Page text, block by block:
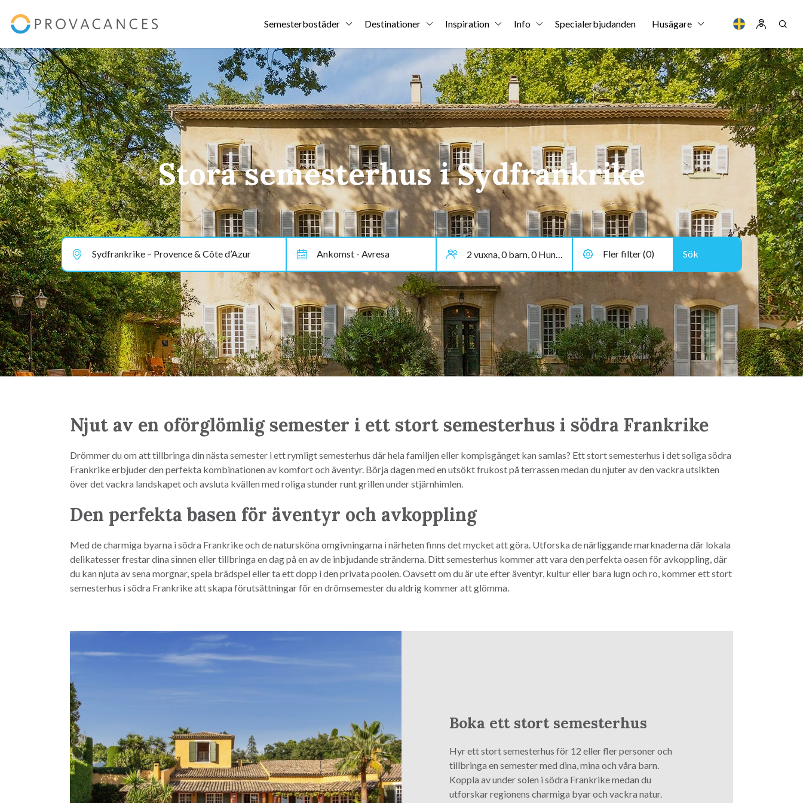
Semesterbostäder Destinationer Inspiration Info Specialerbjudanden Husägare
Stora semesterhus i Sydfrankrike
Sydfrankrike – Provence & Côte d’Azur Ankomst - Avresa 2 vuxna, 0 barn, 0 Hundar Fler filter (0)
Njut av en oförglömlig semester i ett stort semesterhus i södra Frankrike
Drömmer du om att tillbringa din nästa semester i ett rymligt semesterhus där hela familjen eller kompisgänget kan samlas? Ett stort semesterhus i det soliga södra
Frankrike erbjuder den perfekta kombinationen av komfort och äventyr. Börja dagen med en utsökt frukost på terrassen medan du njuter av den vackra utsikten
över det vackra landskapet och avsluta kvällen med roliga stunder runt grillen under stjärnhimlen.
Den perfekta basen för äventyr och avkoppling
Med de charmiga byarna i södra Frankrike och de natursköna omgivningarna i närheten finns det mycket att göra. Utforska de närliggande marknaderna där lokala
delikatesser frestar dina sinnen eller tillbringa en dag på en av de inbjudande stränderna. Ditt semesterhus kommer att vara den perfekta oasen för avkoppling, där
du kan njuta av sena morgnar, spela brädspel eller ta ett dopp i den privata poolen. Oavsett om du är ute efter äventyr, kultur eller bara lugn och ro, kommer ett stort
semesterhus i södra Frankrike att skapa förutsättningar för en drömsemester du aldrig kommer att glömma.
Boka ett stort semesterhus
Hyr ett stort semesterhus för 12 eller fler personer och
tillbringa en semester med dina, mina och våra barn.
Koppla av under solen i södra Frankrike medan du
utforskar regionens charmiga byar och vackra natur.